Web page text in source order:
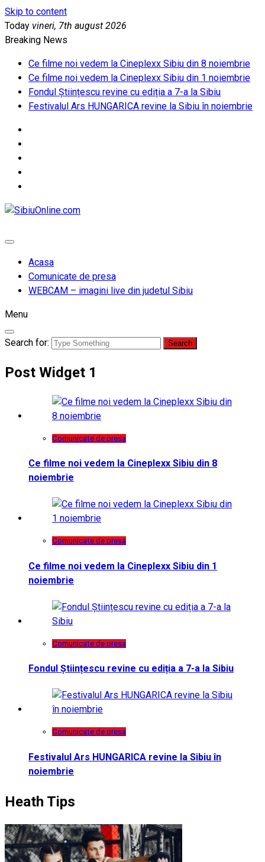
Skip to content
Today vineri, 7th august 2026
Breaking News
Ce filme noi vedem la Cineplexx Sibiu din 8 noiembrie
Ce filme noi vedem la Cineplexx Sibiu din 1 noiembrie
Fondul Științescu revine cu ediția a 7-a la Sibiu
Festivalul Ars HUNGARICA revine la Sibiu în noiembrie
Acasa
Comunicate de presa
WEBCAM – imagini live din judetul Sibiu
Menu
Search for:
Post Widget 1
Comunicate de presa
Ce filme noi vedem la Cineplexx Sibiu din 8
noiembrie
Comunicate de presa
Ce filme noi vedem la Cineplexx Sibiu din 1
noiembrie
Comunicate de presa
Fondul Științescu revine cu ediția a 7-a la Sibiu
Comunicate de presa
Festivalul Ars HUNGARICA revine la Sibiu în
noiembrie
Heath Tips